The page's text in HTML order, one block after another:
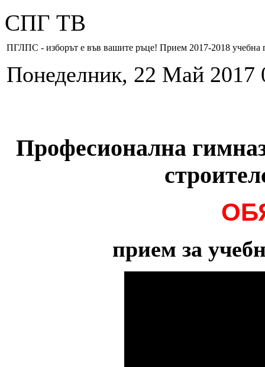
СПГ ТВ
ПГЛПС - изборът е във вашите ръце! Прием 2017-2018 учебна
Понеделник, 22 Май 2017
Професионална
прием за